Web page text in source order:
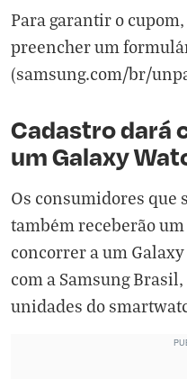
Para garantir o
preencher um
(samsung.com/br/
Cadastro dará
um Galaxy
Os consumidores que
também receberão
concorrer a um
com a Samsung
unidades do